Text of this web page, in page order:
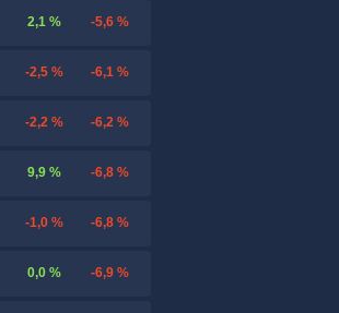
2,1 % -5,6 %
-2,5 % -6,1 %
-2,2 % -6,2 %
9,9 % -6,8 %
-1,0 % -6,8 %
0,0 % -6,9 %